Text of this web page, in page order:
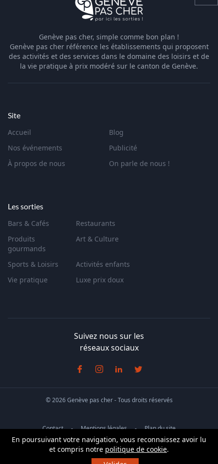
Genève pas cher, simple comme bon plan !
Genève pas cher référence les établissements qui proposent
des activités et des services dans le domaine des loisirs et de
la vie pratique à prix modéré sur le canton de Genève.
Site
Accueil
Blog
Nos événements
Publicité
À propos de nous
On parle de nous !
Les sorties
Bars & Cafés
Restaurants
Produits
gourmands
Art & Culture
Sports & Loisirs
Activités enfants
Vie pratique
Luxe prix doux
Suivez nous sur les
réseaux sociaux
© 2026 Genève pas cher - Tous droits réservés
Contact Mentions légales
Plan du site
Conditions générales de vente
En poursuivant votre navigation, vous reconnaissez avoir lu
et compris notre politique de cookie.